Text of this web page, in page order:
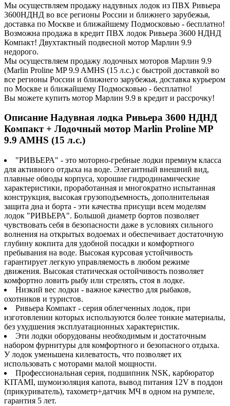
Мы осуществляем продажу надувных лодок из ПВХ Ривьера
3600НДНД во все регионы России и ближнего зарубежья,
доставка по Москве и ближайшему Подмосковью - бесплатно!
Возможна продажа в кредит ПВХ лодок Ривьера 3600 НДНД
Компакт! Двухтактный подвесной мотор Марлин 9.9
недорого.
Мы осуществляем продажу лодочных моторов Марлин 9.9
(Marlin Proline MP 9.9 AMHS (15 л.с.) с быстрой доставкой во
все регионы России и ближнего зарубежья, доставка курьером
по Москве и ближайшему Подмосковью - бесплатно!
Вы можете купить мотор Марлин 9.9 в кредит и рассрочку!
Описание Надувная лодка Ривьера 3600 НДНД
Компакт + Лодочный мотор Marlin Proline MP
9.9 AMHS (15 л.с.)
"РИВЬЕРА" - это моторно-гребные лодки премиум класса
для активного отдыха на воде. Элегантный внешний вид,
плавные обводы корпуса, хорошие гидродинамические
характеристики, проработанная и многократно испытанная
конструкция, высокая грузоподъемность, дополнительная
защита дна и борта - эти качества присущи всем моделям
лодок "РИВЬЕРА". Большой диаметр бортов позволяет
чувствовать себя в безопасности даже в условиях сильного
волнения на открытых водоемах и обеспечивает достаточную
глубину кокпита для удобной посадки и комфортного
пребывания на воде. Высокая курсовая устойчивость
гарантирует легкую управляемость в любом режиме
движения. Высокая статическая остойчивость позволяет
комфортно ловить рыбу или стрелять, стоя в лодке.
Низкий вес лодки - важное качество для рыбаков,
охотников и туристов.
Ривьера Компакт - серия облегченных лодок, при
изготовлении которых используются более тонкие материалы,
без ухудшения эксплуатационных характеристик.
Эти лодки оборудованы необходимым и достаточным
набором фурнитуры для комфортного и безопасного отдыха.
У лодок уменьшена килеватость, что позволяет их
использовать с моторами малой мощности.
Профессиональная серия, подшипник NSK, карбюратор
KITAMI, шумоизоляция капота, вывод питания 12V в поддон
(прикуриватель), тахометр+датчик МЧ в одном на румпеле,
гарантия 5 лет.